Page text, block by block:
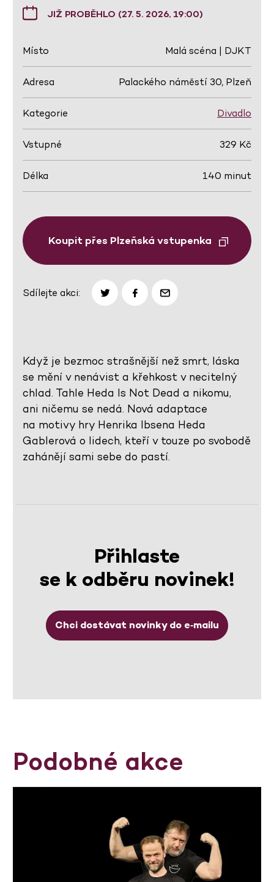
JIŽ PROBĚHLO (27. 5. 2026, 19:00)
Místo Malá scéna | DJKT
Adresa Palackého náměstí 30, Plzeň
Kategorie Divadlo
Vstupné 329 Kč
Délka 140 minut
Koupit přes Plzeňská vstupenka
Sdílejte akci:
Když je bezmoc strašnější než smrt, láska
se mění v nenávist a křehkost v necitelný
chlad. Tahle Heda Is Not Dead a nikomu,
ani ničemu se nedá. Nová adaptace
na motivy hry Henrika Ibsena Heda
Gablerová o lidech, kteří v touze po svobodě
zahánějí sami sebe do pastí.
Přihlaste
se k odběru novinek!
Chci dostávat novinky do e‑mailu
Podobné akce